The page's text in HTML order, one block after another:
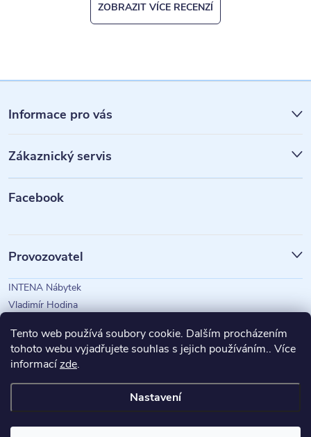
Tento web používá soubory cookie. Dalším procházením
tohoto webu vyjadřujete souhlas s jejich používáním.. Více
informacízde.
Nastavení
ZOBRAZIT VÍCE RECENZÍ
á
p
a
Informace pro vás
Zákaznický servis
Facebook
Provozovatel
INTENA Nábytek
Vladimír Hodina
Copyright 2026INTENA Nábytek. Všechna práva vyhrazena.